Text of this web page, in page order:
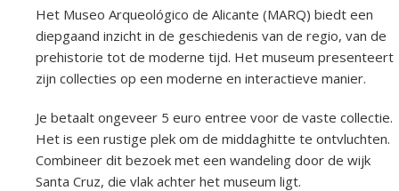
Het Museo Arqueológico de Alicante (MARQ) biedt een
diepgaand inzicht in de geschiedenis van de regio, van de
prehistorie tot de moderne tijd. Het museum presenteert
zijn collecties op een moderne en interactieve manier.
Je betaalt ongeveer 5 euro entree voor de vaste collectie.
Het is een rustige plek om de middaghitte te ontvluchten.
Combineer dit bezoek met een wandeling door de wijk
Santa Cruz, die vlak achter het museum ligt.